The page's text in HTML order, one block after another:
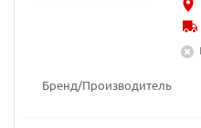
Бренд/Производитель